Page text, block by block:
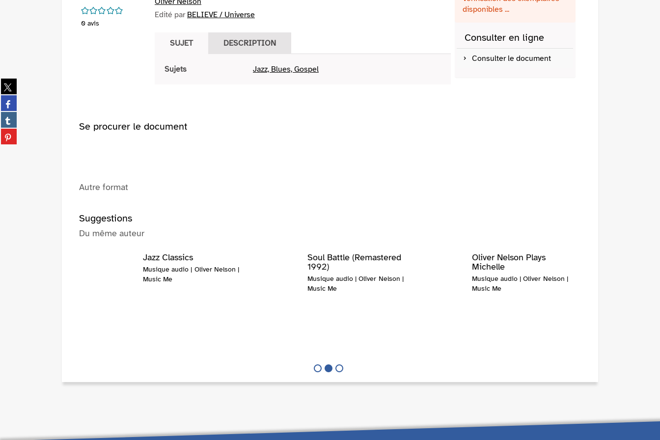
Partager
sur
twitter
(Nouvelle
fenêtre)
Partager
sur
facebook
(Nouvelle
fenêtre)
Partager
sur
tumblr
Partager
sur
/5
0 avis
Edité par BELIEVE / Universe
SUJET DESCRIPTION
Sujets Jazz, Blues, Gospel
disponibles ...
Consulter en ligne
Consulter le document
Se procurer le document
Autre format
Suggestions
Du même auteur
Soul Battle (Remastered
1992)
Musique audio | Oliver Nelson |
Music Me
Oliver Nelson Plays
Michelle
Musique audio | Oliver Nelson |
Music Me
Jazz Classics
Musique audio | Oliver Nelson |
Music Me